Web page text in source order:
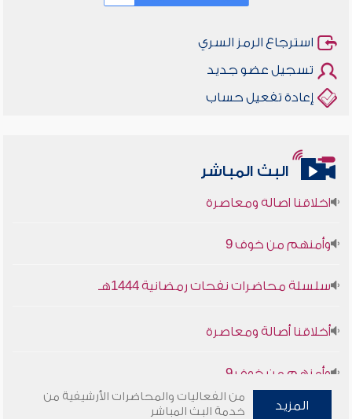
استرجاع الرمز السري
تسجيل عضو جديد
إعادة تفعيل حساب
البث المباشر
أخلاقنا أصالة ومعاصرة
سلسلة محاضرات نفحات رمضانية 1444هـ
المزيد
من الفعاليات والمحاضرات الأرشيفية من
خدمة البث المباشر